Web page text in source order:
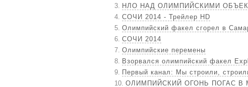
НЛО НАД ОЛИМПИЙСКИМИ
СОЧИ 2014 - Трейлер HD
Олимпийский факел сгорел в
СОЧИ 2014
Олимпийские перемены
Взорвался олимпийский факел
Первый канал: Мы строили,
ОЛИМПИЙСКИЙ ОГОНЬ ПОГАС В